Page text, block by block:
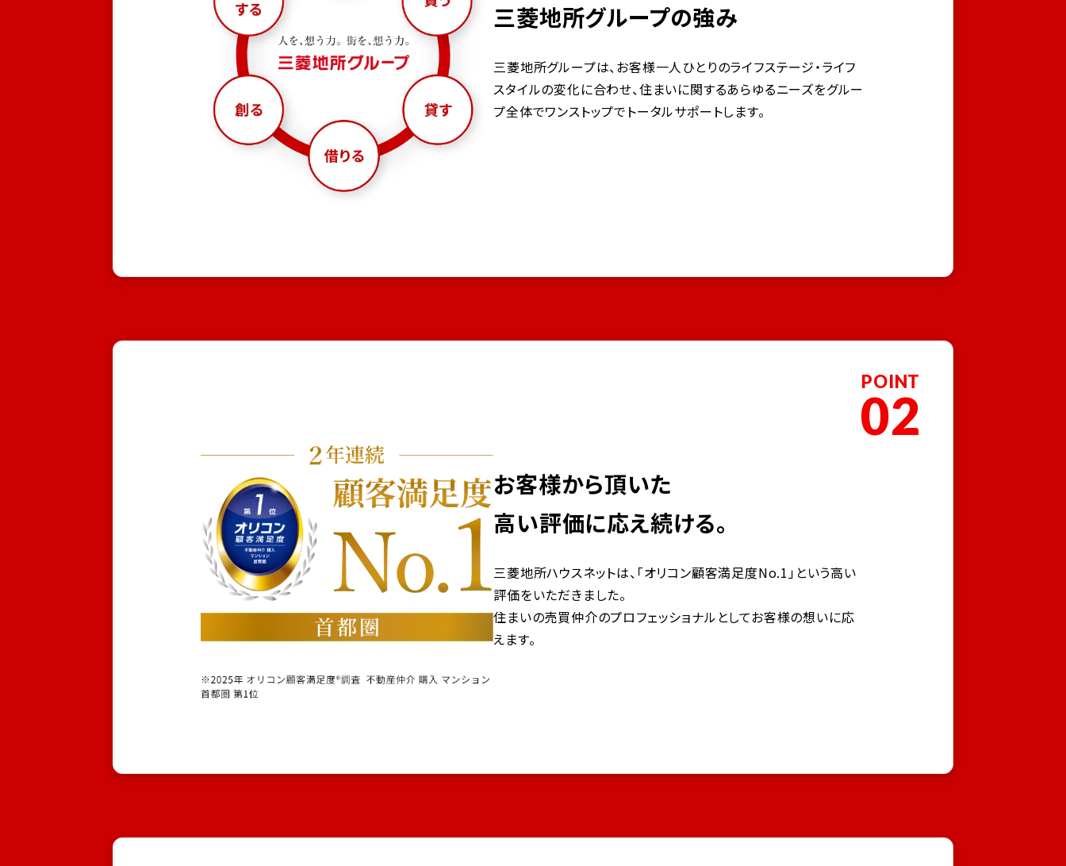
三菱地所グループの強み
三菱地所グループは、お客様一人ひとりのライフステージ・ライフ
スタイルの変化に合わせ、住まいに関するあらゆるニーズをグルー
プ全体でワンストップでトータルサポートします。
POINT
02
お客様から頂いた
高い評価に応え続ける。
三菱地所ハウスネットは、「オリコン顧客満足度No.1」という高い
評価をいただきました。
住まいの売買仲介のプロフェッショナルとしてお客様の想いに応
えます。